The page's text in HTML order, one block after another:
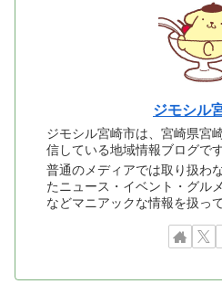
ジモシル
ジモシル宮崎市は、宮崎県宮
信している地域情報ブログです
普通のメディアでは取り扱わ
たニュース・イベント・グル
などマニアックな情報を扱っ